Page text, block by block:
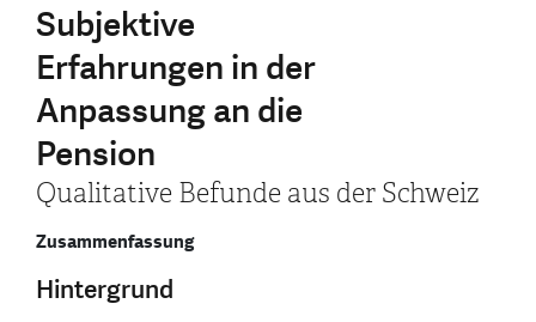
Subjektive
Erfahrungen in der
Anpassung an die
Pension
Qualitative Befunde aus der Schweiz
Zusammenfassung
Hintergrund